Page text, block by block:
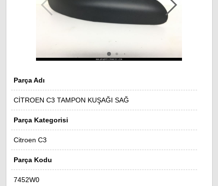
Parça Adı
CİTROEN C3 TAMPON KUŞAĞI SAĞ
Parça Kategorisi
Citroen C3
Parça Kodu
7452W0